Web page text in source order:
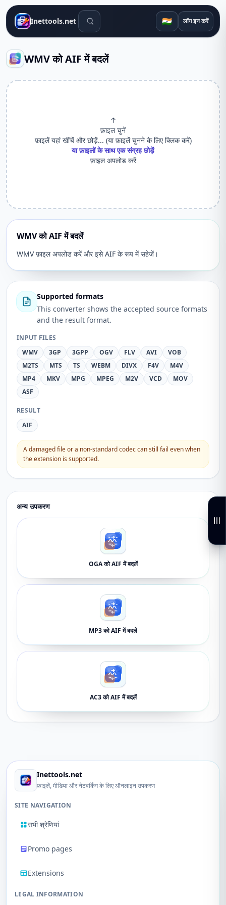
Inettools.net खोज उपकरण 🇮🇳 लॉग इन करें
WMV को AIF में बदलें
↑
फ़ाइल चुनें
फ़ाइलें यहां खींचें और छोड़ें... (या फ़ाइलें चुनने के लिए क्लिक करें)
या फ़ाइलों के साथ एक संग्रह छोड़ें
फ़ाइल अपलोड करें
WMV को AIF में बदलें
WMV फ़ाइल अपलोड करें और इसे AIF के रूप में सहेजें।
Supported formats
This converter shows the accepted source formats
and the result format.
INPUT FILES
WMV
3GP 3GPP OGV FLV AVI
VOB
M2TS
MTS TS WEBM DIVX F4V
M4V
MP4
MKV MPG MPEG M2V VCD
MOV
ASF
RESULT
AIF
A damaged file or a non-standard codec can still fail even when
the extension is supported.
अन्य उपकरण
OGA को AIF में बदलें
MP3 को AIF में बदलें
AC3 को AIF में बदलें
Inettools.net
फ़ाइलें, मीडिया और नेटवर्किंग के लिए ऑनलाइन उपकरण
SITE NAVIGATION
सभी श्रेणियां
Promo pages
Extensions
LEGAL INFORMATION